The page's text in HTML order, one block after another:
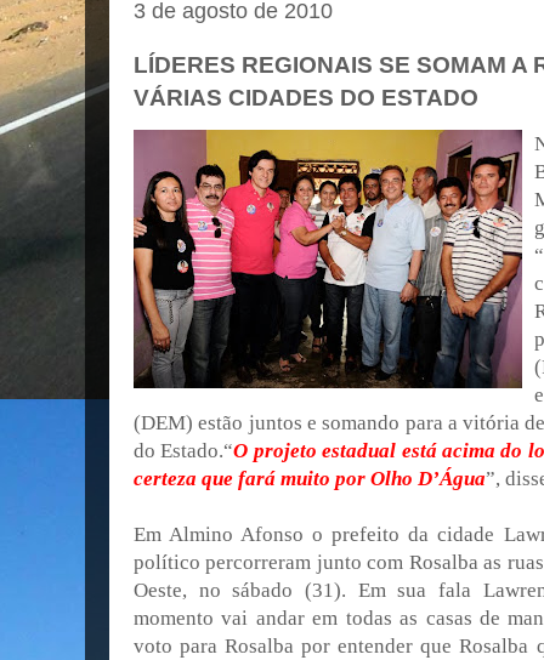
3 de agosto de 2010
LÍDERES REGIONAIS SE SOMAM A
VÁRIAS CIDADES DO ESTADO
(DEM) estão juntos e somando para a vitória
do Estado.“O projeto estadual está acima do
certeza que fará muito por Olho D’Água”,
Em Almino Afonso o prefeito da cidade
político percorreram junto com Rosalba as
Oeste, no sábado (31). Em sua fala
momento vai andar em todas as casas de
voto para Rosalba por entender que Rosalba